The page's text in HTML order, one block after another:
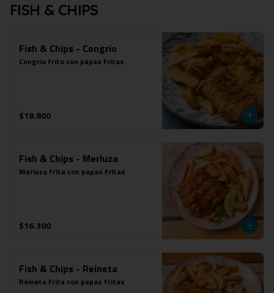
FISH & CHIPS
Fish & Chips - Congrio
Congrio frito con papas fritas
$18.800
Fish & Chips - Merluza
Merluza frita con papas fritas
$16.300
Fish & Chips - Reineta
Reineta frita con papas fritas